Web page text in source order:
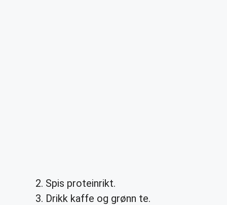
Spis proteinrikt.
Drikk kaffe og grønn te.